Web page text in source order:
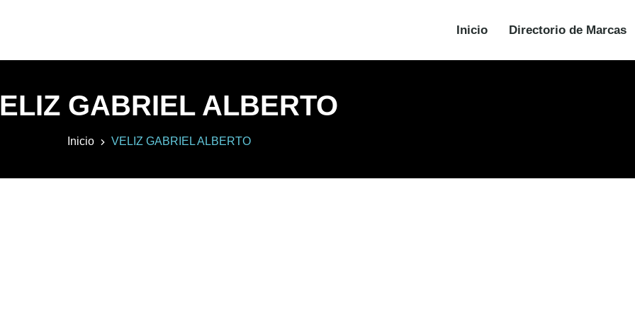
Inicio Directorio de Marcas
GABRIEL ALBERTO
Inicio VELIZ GABRIEL ALBERTO